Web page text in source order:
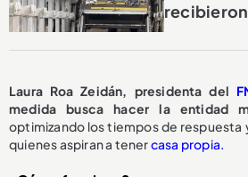
Laura Roa Zeidán, presidenta del
medida busca hacer la entidad
optimizando los tiempos de respuesta
quienes aspiran a tenercasa propia.